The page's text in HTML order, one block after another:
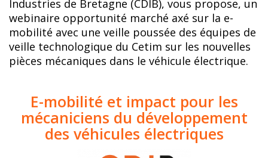
Industries de Bretagne (CDIB), vous propose, un
webinaire opportunité marché axé sur la e-
mobilité avec une veille poussée des équipes de
veille technologique du Cetim sur les nouvelles
pièces mécaniques dans le véhicule électrique.
E-mobilité et impact pour les
mécaniciens du développement
des véhicules électriques